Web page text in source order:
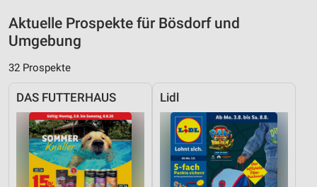
Aktuelle Prospekte für Bösdorf und
Umgebung
32 Prospekte
DAS FUTTERHAUS Lidl